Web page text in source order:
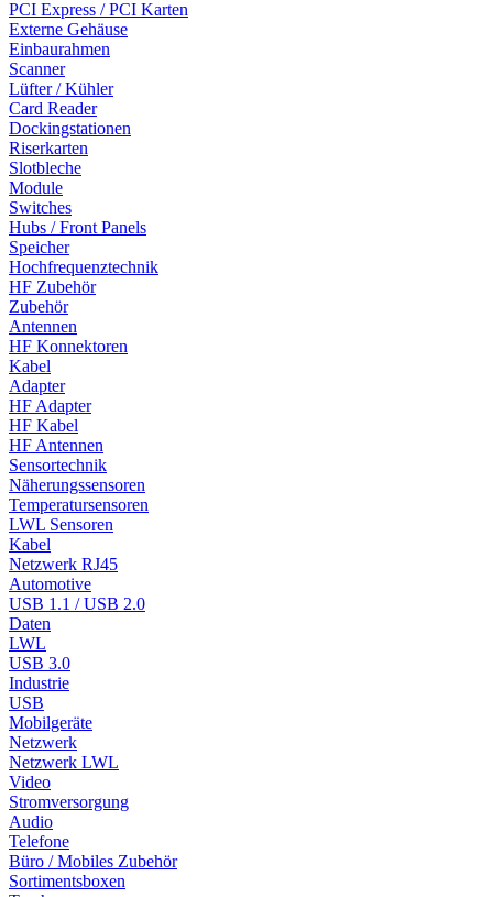
PCI Express / PCI Karten
Externe Gehäuse
Einbaurahmen
Scanner
Lüfter / Kühler
Card Reader
Dockingstationen
Riserkarten
Slotbleche
Module
Switches
Hubs / Front Panels
Speicher
Hochfrequenztechnik
HF Zubehör
Zubehör
Antennen
HF Konnektoren
Kabel
Adapter
HF Adapter
HF Kabel
HF Antennen
Sensortechnik
Näherungssensoren
Temperatursensoren
LWL Sensoren
Kabel
Netzwerk RJ45
Automotive
USB 1.1 / USB 2.0
Daten
LWL
USB 3.0
Industrie
USB
Mobilgeräte
Netzwerk
Netzwerk LWL
Video
Stromversorgung
Audio
Telefone
Büro / Mobiles Zubehör
Sortimentsboxen